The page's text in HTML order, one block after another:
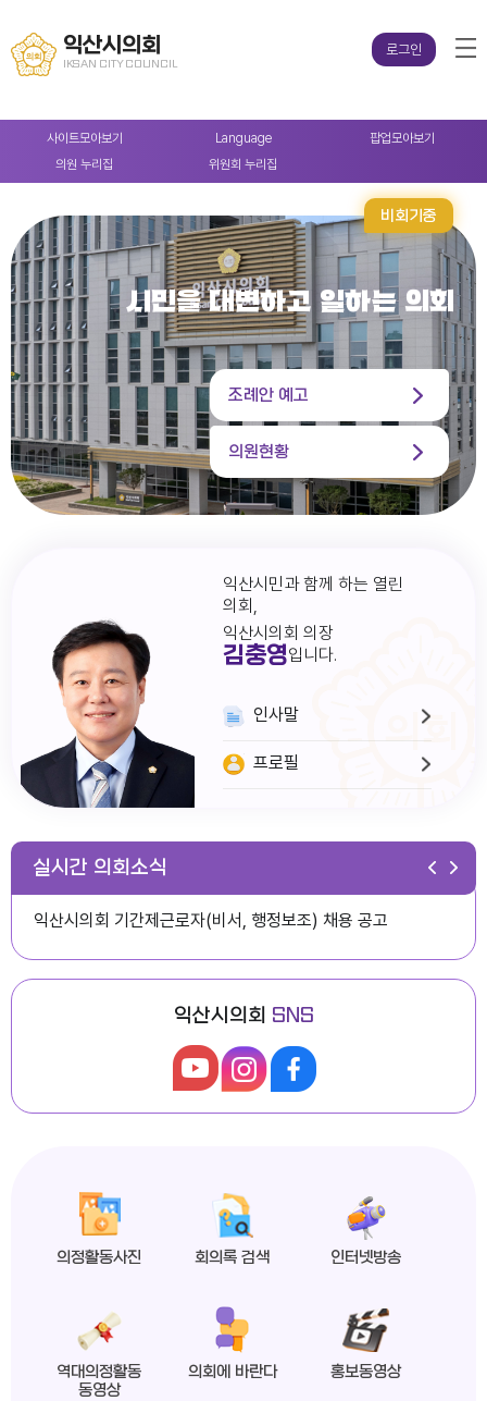
익산시의회
IKSAN CITY COUNCIL
로그인
사이트모아보기 Language 팝업모아보기
의원 누리집 위원회 누리집
비회기중
시민을 대변하고 일하는 의회
조례안 예고
의원현황
익산시민과 함께 하는 열린
의회,
익산시의회 의장
김충영입니다.
인사말
프로필
실시간 의회소식
다다익산(2026.1월호) 의회편
익산시의회 기간제근로자(비서, 행정보조) 채용 공고
익산시의회, 제279회 임시회 폐회
익산시의회 상임위원회 ‘현장 속으로!’
익산시의회 SNS
의정활동사진 회의록 검색 인터넷방송
역대의정활동
동영상
의회에 바란다 홍보동영상